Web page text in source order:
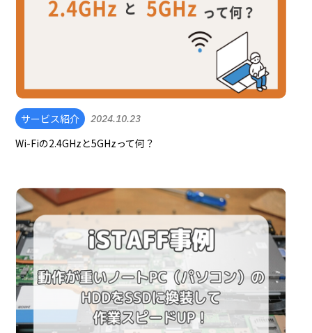
サービス紹介 2024.10.23
Wi-Fiの2.4GHzと5GHzって何？